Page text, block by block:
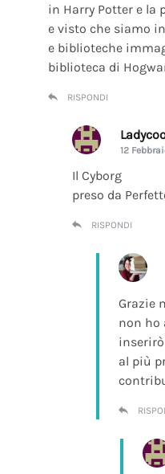
in Harry Potter e la
e visto che siamo
e biblioteche
biblioteca di
RISPONDI
12
Il Cyborg
preso da
RISPONDI
Grazie
non ho
al più